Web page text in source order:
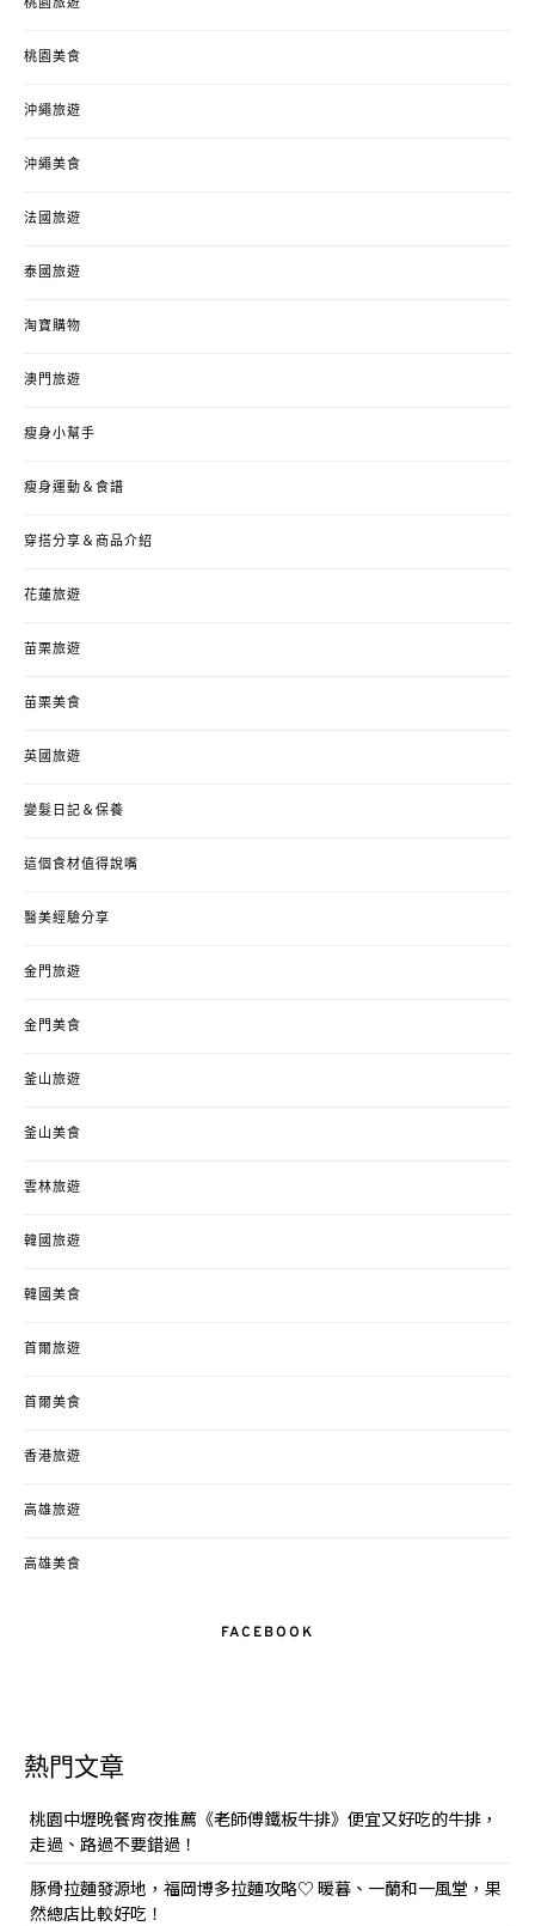
桃園旅遊
桃園美食
沖繩旅遊
沖繩美食
法國旅遊
泰國旅遊
淘寶購物
澳門旅遊
瘦身小幫手
瘦身運動＆食譜
穿搭分享＆商品介紹
花蓮旅遊
苗栗旅遊
苗栗美食
英國旅遊
變髮日記＆保養
這個食材值得說嘴
醫美經驗分享
金門旅遊
金門美食
釜山旅遊
釜山美食
雲林旅遊
韓國旅遊
韓國美食
首爾旅遊
首爾美食
香港旅遊
高雄旅遊
高雄美食
FACEBOOK
熱門文章
桃園中壢晚餐宵夜推薦《老師傅鐵板牛排》便宜又好吃的牛排，
走過、路過不要錯過！
豚骨拉麵發源地，福岡博多拉麵攻略♡ 暖暮、一蘭和一風堂，果
然總店比較好吃！